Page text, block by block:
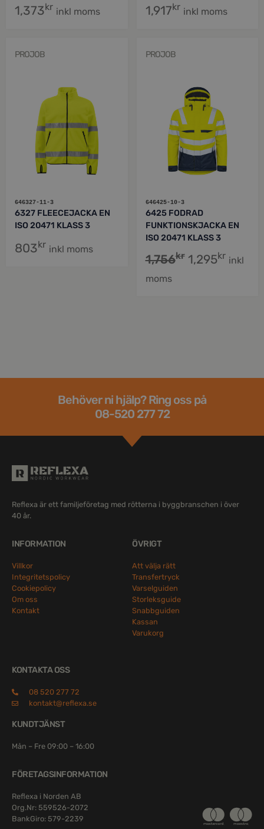
1,373kr inkl moms 1,917kr inkl moms
PROJOB
646327-11-3
6327 FLEECEJACKA EN
ISO 20471 KLASS 3
803kr inkl moms
PROJOB
646425-10-3
6425 FODRAD
FUNKTIONSKJACKA EN
ISO 20471 KLASS 3
1,756kr 1,295kr inkl
moms
Behöver ni hjälp? Ring oss på
08-520 277 72
Reflexa är ett familjeföretag med rötterna i byggbranschen i över
40 år.
INFORMATION
Villkor
Integritetspolicy
Cookiepolicy
Om oss
Kontakt
ÖVRIGT
Att välja rätt
Transfertryck
Varselguiden
Storleksguide
Snabbguiden
Kassan
Varukorg
KONTAKTA OSS
08 520 277 72
kontakt@reflexa.se
KUNDTJÄNST
Mån – Fre 09:00 – 16:00
FÖRETAGSINFORMATION
Reflexa i Norden AB
Org.Nr: 559526-2072
BankGiro: 579-2239